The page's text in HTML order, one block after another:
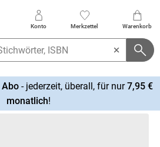
Konto Merkzettel Warenkorb
- jederzeit, überall, für nur7,95 €
monatlich!